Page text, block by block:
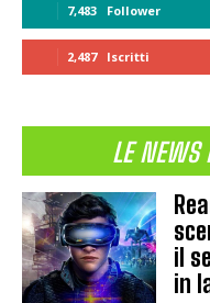
7,483 Follower
2,487 Iscritti
LE NEWS
il
in